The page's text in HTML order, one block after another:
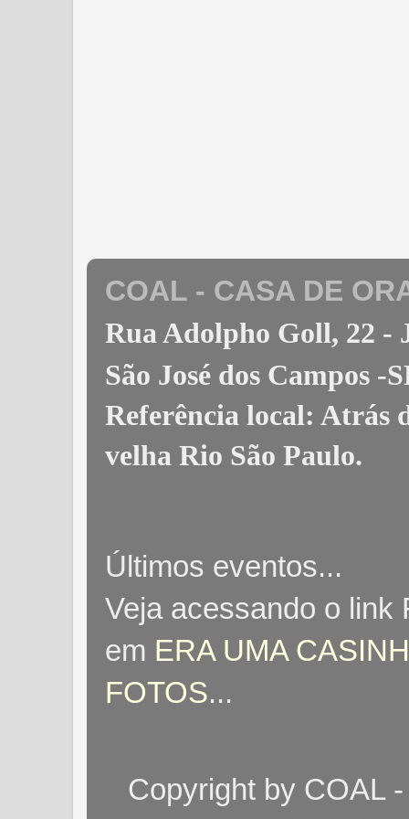
COAL - CASA DE
Rua Adolpho Goll, 22
São José dos Campos -
Referência local: Atrás
velha Rio São Paulo.
Últimos eventos...
Veja acessando o link
em ERA UMA
FOTOS...
Copyright by COAL